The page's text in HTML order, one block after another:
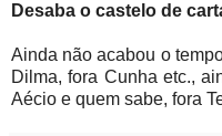
Desaba o castelo de
Ainda não acabou o
Dilma, fora Cunha etc.,
Aécio e quem sabe, fora